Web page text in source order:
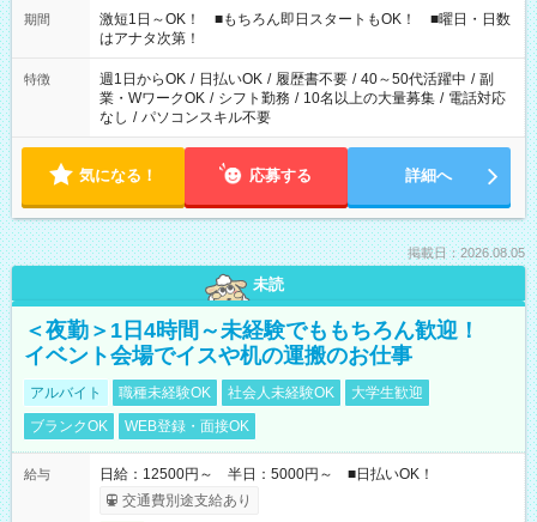
期間
激短1日～OK！ ■もちろん即日スタートもOK！ ■曜日・日数
はアナタ次第！
特徴 週1日からOK / 日払いOK / 履歴書不要 / 40～50代活躍中 / 副
業・WワークOK / シフト勤務 / 10名以上の大量募集 / 電話対応
なし / パソコンスキル不要
気になる！ 応募する 詳細へ
掲載日：2026.08.05
未読
＜夜勤＞1日4時間～未経験でももちろん歓迎！
イベント会場でイスや机の運搬のお仕事
アルバイト 職種未経験OK 社会人未経験OK
大学生歓迎
ブランクOK
WEB登録・面接OK
給与
日給：12500円～ 半日：5000円～ ■日払いOK！
交通費別途支給あり